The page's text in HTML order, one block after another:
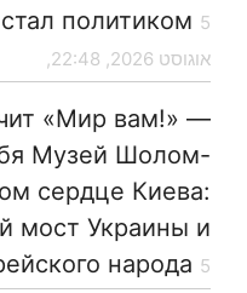
политиком 5
אוגוסט 2026, 22:48,
«Мир вам!» —
Музей Шолом-
сердце Киева:
мост Украины и
народа 5 אוגוסט 2026, 21:55,